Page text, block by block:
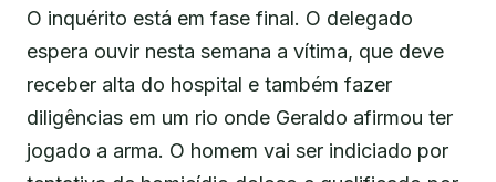
O inquérito está em fase final. O delegado
espera ouvir nesta semana a vítima, que deve
receber alta do hospital e também fazer
diligências em um rio onde Geraldo afirmou ter
jogado a arma. O homem vai ser indiciado por